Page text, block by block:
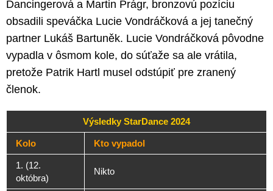
Dancingerová a Martin Prágr, bronzovú pozíciu
obsadili speváčka Lucie Vondráčková a jej tanečný
partner Lukáš Bartuněk. Lucie Vondráčková pôvodne
vypadla v ôsmom kole, do súťaže sa ale vrátila,
pretože Patrik Hartl musel odstúpiť pre zranený
členok.
Výsledky StarDance 2024
Kolo Kto vypadol
1. (12.
októbra)
Nikto